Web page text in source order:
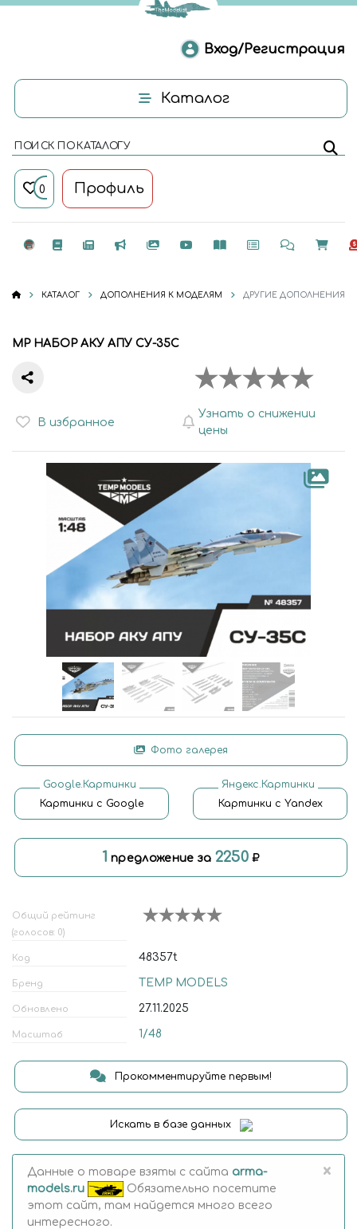
Вход/Регистрация
Каталог
ПОИСК ПО КАТАЛОГУ
0 Профиль
КАТАЛОГ ДОПОЛНЕНИЯ К МОДЕЛЯМ ДРУГИЕ ДОПОЛНЕНИЯ
MP НАБОР АКУ АПУ СУ-35C
В избранное
Узнать о снижении
цены
Фото галерея
Google.Картинки
Картинки с Google
Яндекс.Картинки
Картинки с Yandex
1 предложение за 2250
Общий рейтинг
(голосов: 0)
Код 48357t
Бренд TEMP MODELS
Обновлено 27.11.2025
Масштаб 1/48
Прокомментируйте первым!
Искать в базе данных
Данные о товаре взяты с сайта arma-
models.ru
Обязательно посетите
этот сайт, там найдется много всего
интересного.
×